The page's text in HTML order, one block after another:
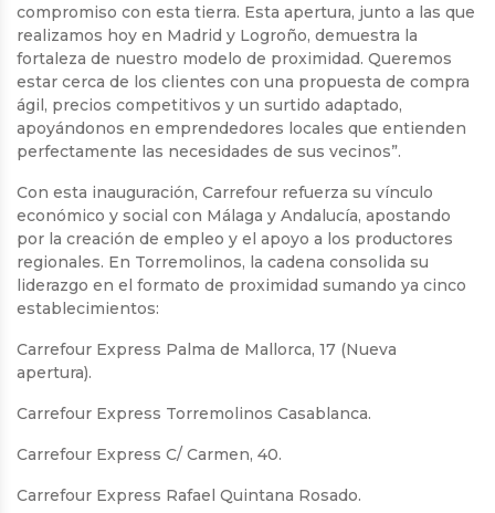
compromiso con esta tierra. Esta apertura, junto a las que
realizamos hoy en Madrid y Logroño, demuestra la
fortaleza de nuestro modelo de proximidad. Queremos
estar cerca de los clientes con una propuesta de compra
ágil, precios competitivos y un surtido adaptado,
apoyándonos en emprendedores locales que entienden
perfectamente las necesidades de sus vecinos”.
Con esta inauguración, Carrefour refuerza su vínculo
económico y social con Málaga y Andalucía, apostando
por la creación de empleo y el apoyo a los productores
regionales. En Torremolinos, la cadena consolida su
liderazgo en el formato de proximidad sumando ya cinco
establecimientos:
Carrefour Express Palma de Mallorca, 17 (Nueva
apertura).
Carrefour Express Torremolinos Casablanca.
Carrefour Express C/ Carmen, 40.
Carrefour Express Rafael Quintana Rosado.